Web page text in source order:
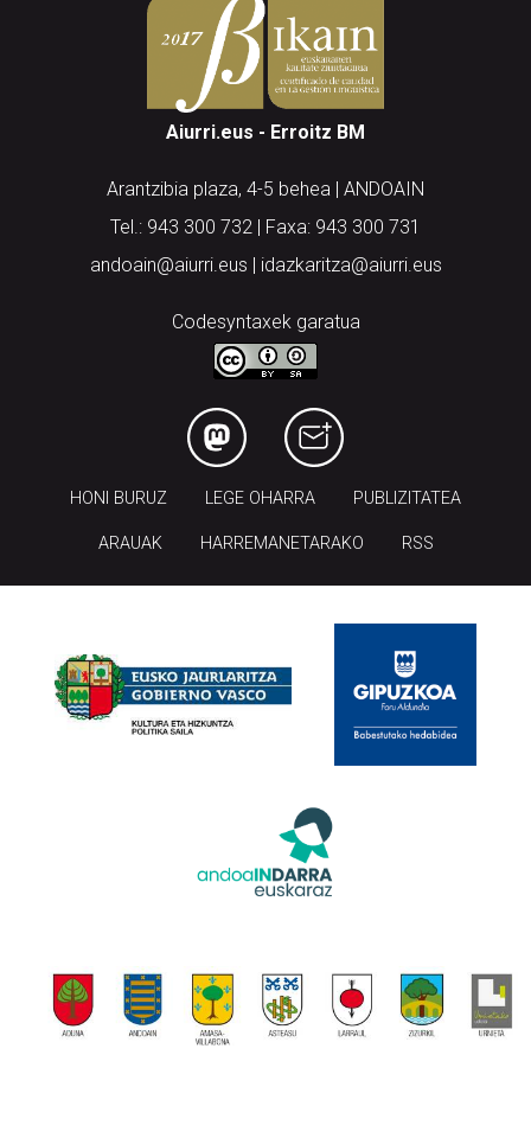
Aiurri.eus - Erroitz BM
Arantzibia plaza, 4-5 behea | ANDOAIN
Tel.: 943 300 732 | Faxa: 943 300 731
andoain@aiurri.eus | idazkaritza@aiurri.eus
Codesyntaxek garatua
HONI BURUZ LEGE OHARRA PUBLIZITATEA
ARAUAK HARREMANETARAKO RSS